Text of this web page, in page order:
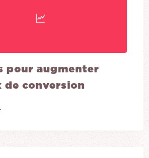
pour augmenter
de conversion